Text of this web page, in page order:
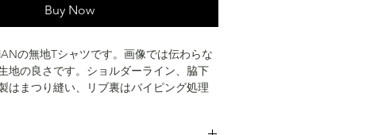
Buy Now
の無地Tシャツです。画像では伝わらな
地の良さです。ショルダーライン、脇下
はまつり縫い、リブ裏はバイピング処理